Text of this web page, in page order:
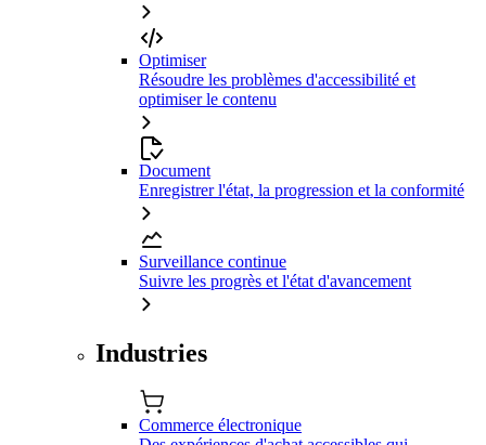
Optimiser
Résoudre les problèmes d'accessibilité et
optimiser le contenu
Document
Enregistrer l'état, la progression et la conformité
Surveillance continue
Suivre les progrès et l'état d'avancement
Industries
Commerce électronique